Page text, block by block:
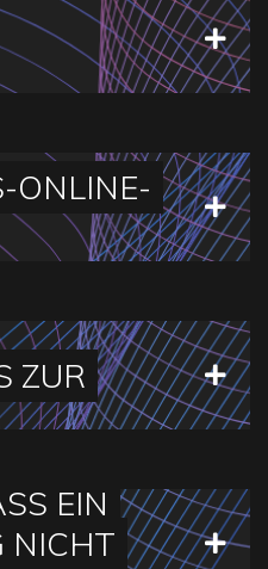
ONLINE-
ZUR
EIN
NICHT